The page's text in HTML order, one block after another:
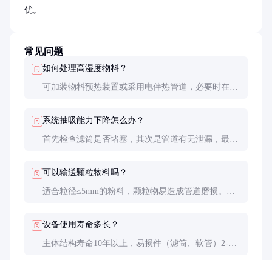
优。
常见问题
问 如何处理高湿度物料？
可加装物料预热装置或采用电伴热管道，必要时在进
问 系统抽吸能力下降怎么办？
首先检查滤筒是否堵塞，其次是管道有无泄漏，最后
问 可以输送颗粒物料吗？
适合粒径≤5mm的粉料，颗粒物易造成管道磨损。输
问 设备使用寿命多长？
主体结构寿命10年以上，易损件（滤筒、软管）2-3